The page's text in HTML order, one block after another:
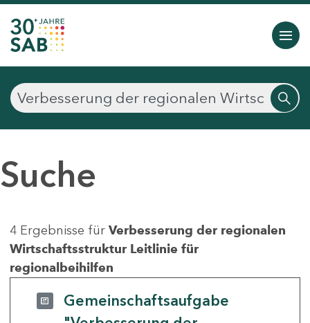
Suche
4 Ergebnisse für Verbesserung der regionalen
Wirtschaftsstruktur Leitlinie für
regionalbeihilfen
Gemeinschaftsaufgabe